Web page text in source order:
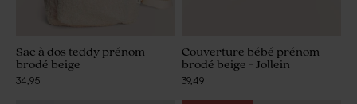
Sac à dos teddy prénom
brodé beige
34,95
Couverture bébé prénom
brodé beige - Jollein
39,49